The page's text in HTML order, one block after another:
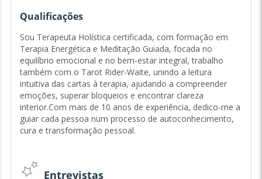
Qualificações
Sou Terapeuta Holística certificada, com formação em
Terapia Energética e Meditação Guiada, focada no
equilíbrio emocional e no bem-estar integral, trabalho
também com o Tarot Rider-Waite, unindo a leitura
intuitiva das cartas à terapia, ajudando a compreender
emoções, superar bloqueios e encontrar clareza
interior.Com mais de 10 anos de experiência, dedico-me a
guiar cada pessoa num processo de autoconhecimento,
cura e transformação pessoal.
Entrevistas